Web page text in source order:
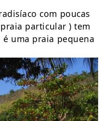
com poucas
particular ) tem
uma praia pequena